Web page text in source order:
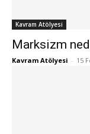
Kavram Atölyesi
Marksizm
Kavram Atölyesi - 15